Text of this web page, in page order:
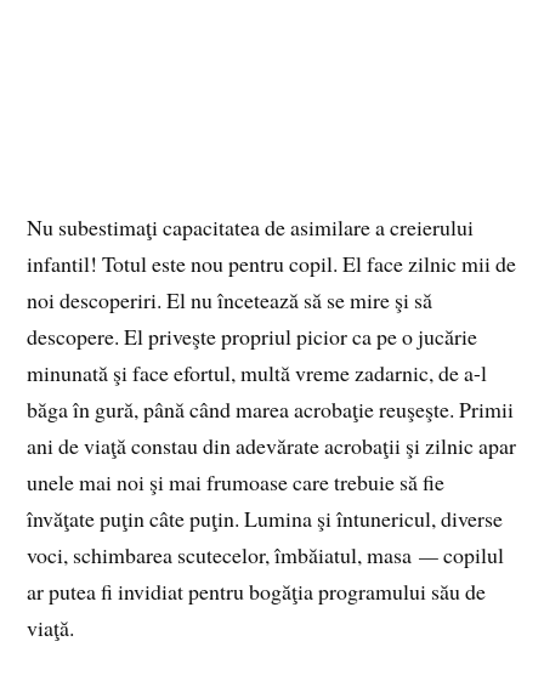
Nu subestimaţi capacitatea de asimilare a creierului
infantil! Totul este nou pentru copil. El face zilnic mii de
noi descoperiri. El nu încetează să se mire şi să
descopere. El priveşte propriul picior ca pe o jucărie
minunată şi face efortul, multă vreme zadarnic, de a-l
băga în gură, până când marea acrobaţie reuşeşte. Primii
ani de viaţă constau din adevărate acrobaţii şi zilnic apar
unele mai noi şi mai frumoase care trebuie să fie
învăţate puţin câte puţin. Lumina şi întunericul, diverse
voci, schimbarea scutecelor, îmbăiatul, masa —copilul
ar putea fi invidiat pentru bogăţia programului său de
viaţă.